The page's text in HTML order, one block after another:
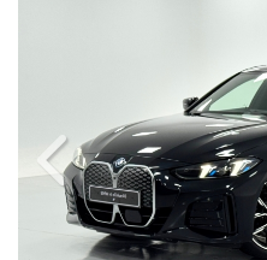
Previous